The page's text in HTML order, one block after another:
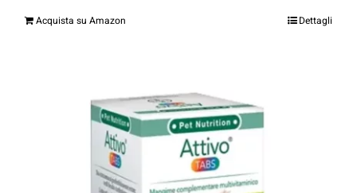
Acquista su Amazon Dettagli